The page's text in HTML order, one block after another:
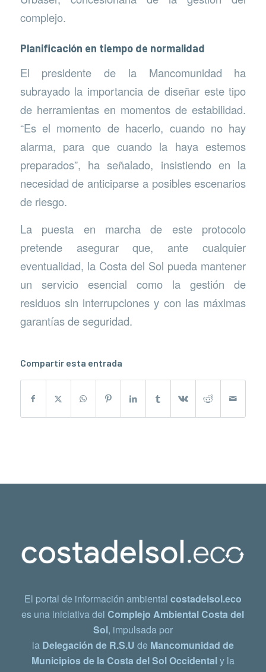
complejo.
Planificación en tiempo de normalidad
El presidente de la Mancomunidad ha
subrayado la importancia de diseñar este tipo
de herramientas en momentos de estabilidad.
“Es el momento de hacerlo, cuando no hay
alarma, para que cuando la haya estemos
preparados”, ha señalado, insistiendo en la
necesidad de anticiparse a posibles escenarios
de riesgo.
La puesta en marcha de este protocolo
pretende asegurar que, ante cualquier
eventualidad, la Costa del Sol pueda mantener
un servicio esencial como la gestión de
residuos sin interrupciones y con las máximas
garantías de seguridad.
Compartir esta entrada
El portal de información ambiental costadelsol.eco
es una iniciativa delComplejo Ambiental Costa del
Sol, impulsada por
la Delegación de R.S.U de Mancomunidad de
Municipios de la Costa del Sol Occidentaly la